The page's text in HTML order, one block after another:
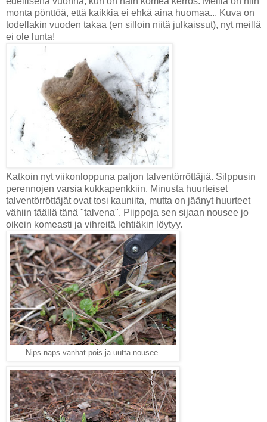
monta pönttöä, että kaikkia ei ehkä aina huomaa... Kuva on
todellakin vuoden takaa (en silloin niitä julkaissut), nyt meillä
ei ole lunta!
Katkoin nyt viikonloppuna paljon talventörröttäjiä. Silppusin
perennojen varsia kukkapenkkiin. Minusta huurteiset
talventörröttäjät ovat tosi kauniita, mutta on jäänyt huurteet
vähiin täällä tänä "talvena". Piippoja sen sijaan nousee jo
oikein komeasti ja vihreitä lehtiäkin löytyy.
Nips-naps vanhat pois ja uutta nousee.